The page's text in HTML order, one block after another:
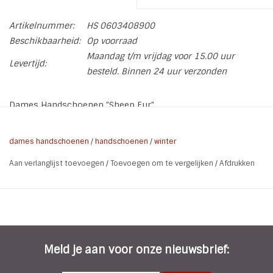
Artikelnummer:
HS 0603408900
Beschikbaarheid:
Op voorraad
Levertijd:
Maandag t/m vrijdag voor 15.00 uur
besteld. Binnen 24 uur verzonden
Dames Handschoenen "Sheep Fur"
schapenvacht. De handschoenen zijn heerlijk warm en het
donkerder (cognac kleur)
Materiaal:
Polyester
dames handschoenen /handschoenen /winter
Aan verlanglijst toevoegen /Toevoegen om te vergelijken /Afdrukken
Meld je aan voor onze nieuwsbrief: